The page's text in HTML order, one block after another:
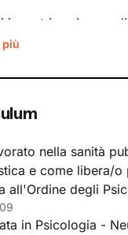
incontri avrò cura
ciò che pensi e
che forse non
guideranno il
il cambiamento
dopo l'altro
non solo, e come
più
nella sanità
e come libera/o
all'Ordine degli
in Psicologia -